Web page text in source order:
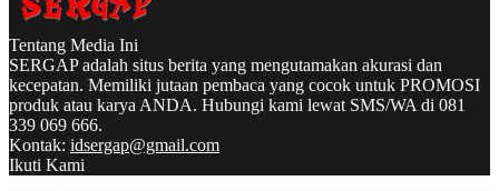
Tentang Media Ini
SERGAP adalah situs berita yang mengutamakan akurasi dan
kecepatan. Memiliki jutaan pembaca yang cocok untuk PROMOSI
produk atau karya ANDA. Hubungi kami lewat SMS/WA di 081
339 069 666.
Kontak: idsergap@gmail.com
Ikuti Kami